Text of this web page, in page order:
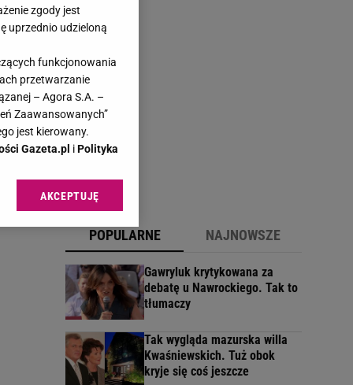
POPULARNE NAJNOWSZE
Gawryluk krytykowana za
debatę u Nawrockiego. Tak to
tłumaczy
Tak wygląda mazurska willa
Kwaśniewskich. Tuż obok
kryje się coś jeszcze
zgody jest
uprzednio udzieloną
funkcjonowania
przetwarzanie
– Agora S.A. –
Zaawansowanych”
jest kierowany.
Gazeta.pl iPolityka
sp. z o.o., jej
danych poprzez
Zmiana ustawień
celów identyfikacji.
reklam i treści,
AKCEPTUJĘ